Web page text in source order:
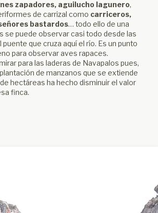
zapadores, aguilucho lagunero,
de carrizal como carriceros,
bastardos… todo ello de una
se puede observar casi todo desde las
que cruza aquí el río. Es un punto
para observar aves rapaces.
para las laderas de Navapalos pues,
de manzanos que se extiende
hectáreas ha hecho disminuir el valor
finca.